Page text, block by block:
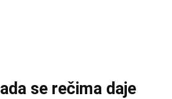
se rečima daje